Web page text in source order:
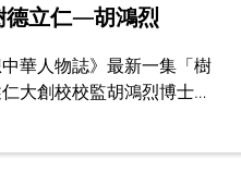
德立仁—胡鴻烈
華人物誌》最新一集「樹
大創校校監胡鴻烈博士如